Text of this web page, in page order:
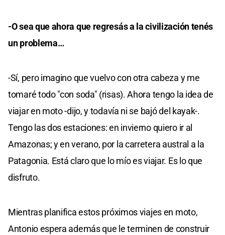
-O sea que ahora que regresás a la civilización tenés
un problema…
-Sí, pero imagino que vuelvo con otra cabeza y me
tomaré todo "con soda" (risas). Ahora tengo la idea de
viajar en moto -dijo, y todavía ni se bajó del kayak-.
Tengo las dos estaciones: en invierno quiero ir al
Amazonas; y en verano, por la carretera austral a la
Patagonia. Está claro que lo mío es viajar. Es lo que
disfruto.
Mientras planifica estos próximos viajes en moto,
Antonio espera además que le terminen de construir